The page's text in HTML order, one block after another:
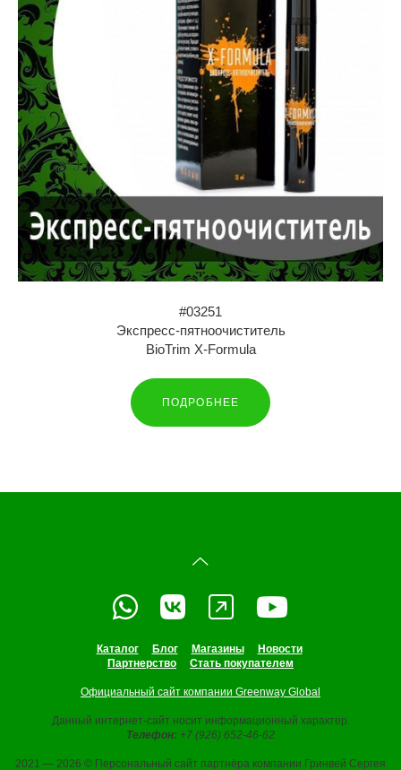
#03251
Экспресс-пятноочиститель
BioTrim X-Formula
ПОДРОБНЕЕ
Каталог Блог Магазины
Новости
Партнерство
Стать покупателем
Официальный сайт компании Greenway Global
Данный интернет-сайт носит информационный характер.
Телефон: +7 (926) 652-46-62
2021 — 2026 © Персональный сайт партнёра компании Гринвей Сергея